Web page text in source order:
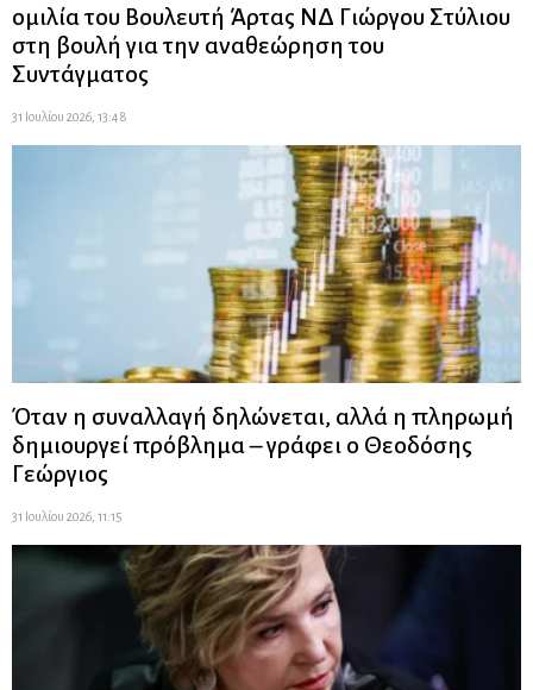
ομιλία του Βουλευτή Άρτας ΝΔ Γιώργου Στύλιου
στη βουλή για την αναθεώρηση του
Συντάγματος
31 Ιουλίου 2026, 13:48
Όταν η συναλλαγή δηλώνεται, αλλά η πληρωμή
δημιουργεί πρόβλημα – γράφει ο Θεοδόσης
Γεώργιος
31 Ιουλίου 2026, 11:15